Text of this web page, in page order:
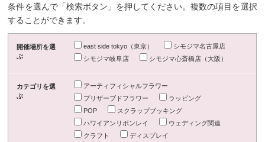
条件を選んで「検索ボタン」を押してください。複数の項目を選択
することができます。
開催場所を選
ぶ
east side tokyo（東京）
シモジマ名古屋店
シモジマ岐阜店
シモジマ心斎橋店（大阪）
カテゴリを選
ぶ
アーティフィシャルフラワー
プリザーブドフラワー
ラッピング
POP
スクラップブッキング
ハワイアンリボンレイ
ウェディング関連
クラフト
ディスプレイ